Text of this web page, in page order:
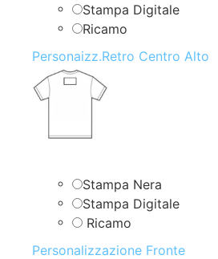
Stampa Digitale
Ricamo
Personaizz.Retro Centro Alto
Stampa Nera
Stampa Digitale
Ricamo
Personalizzazione Fronte